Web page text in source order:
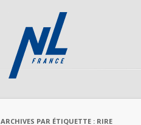
ARCHIVES PAR ÉTIQUETTE : RIRE